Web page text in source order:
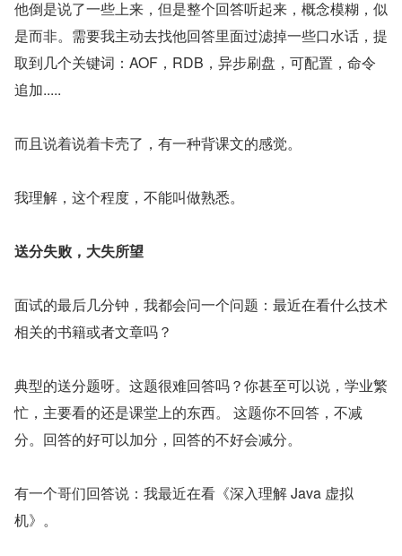
他倒是说了一些上来，但是整个回答听起来，概念模糊，似
是而非。需要我主动去找他回答里面过滤掉一些口水话，提
取到几个关键词：AOF，RDB，异步刷盘，可配置，命令
追加.....
而且说着说着卡壳了，有一种背课文的感觉。
我理解，这个程度，不能叫做熟悉。
送分失败，大失所望
面试的最后几分钟，我都会问一个问题：最近在看什么技术
相关的书籍或者文章吗？
典型的送分题呀。这题很难回答吗？你甚至可以说，学业繁
忙，主要看的还是课堂上的东西。 这题你不回答，不减
分。回答的好可以加分，回答的不好会减分。
有一个哥们回答说：我最近在看《深入理解 Java 虚拟
机》。